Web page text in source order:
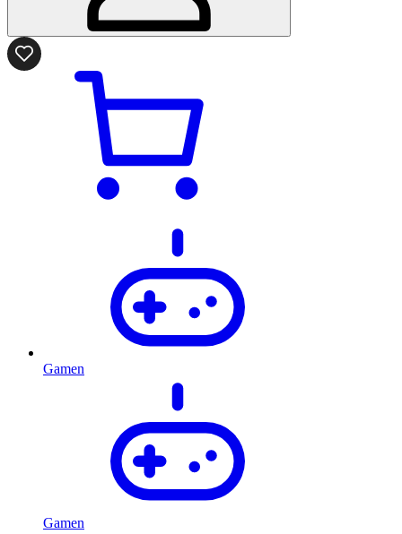
Gamen
Gamen